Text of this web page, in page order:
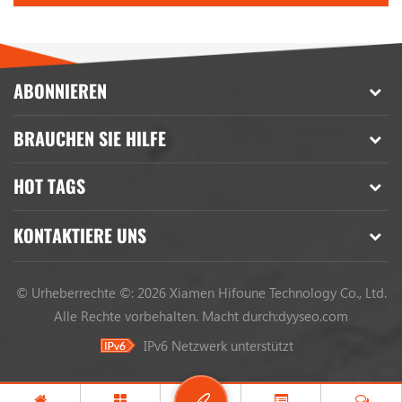
ABONNIEREN
BRAUCHEN SIE HILFE
HOT TAGS
KONTAKTIERE UNS
© Urheberrechte ©: 2026 Xiamen Hifoune Technology Co., Ltd.
Alle Rechte vorbehalten. Macht durch:dyyseo.com
IPv6 Netzwerk unterstützt